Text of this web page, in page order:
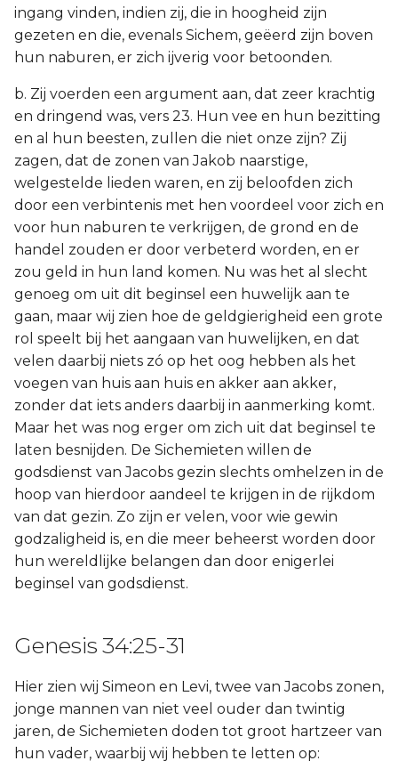
ingang vinden, indien zij, die in hoogheid zijn
gezeten en die, evenals Sichem, geëerd zijn boven
hun naburen, er zich ijverig voor betoonden.
b. Zij voerden een argument aan, dat zeer krachtig
en dringend was, vers 23. Hun vee en hun bezitting
en al hun beesten, zullen die niet onze zijn? Zij
zagen, dat de zonen van Jakob naarstige,
welgestelde lieden waren, en zij beloofden zich
door een verbintenis met hen voordeel voor zich en
voor hun naburen te verkrijgen, de grond en de
handel zouden er door verbeterd worden, en er
zou geld in hun land komen. Nu was het al slecht
genoeg om uit dit beginsel een huwelijk aan te
gaan, maar wij zien hoe de geldgierigheid een grote
rol speelt bij het aangaan van huwelijken, en dat
velen daarbij niets zó op het oog hebben als het
voegen van huis aan huis en akker aan akker,
zonder dat iets anders daarbij in aanmerking komt.
Maar het was nog erger om zich uit dat beginsel te
laten besnijden. De Sichemieten willen de
godsdienst van Jacobs gezin slechts omhelzen in de
hoop van hierdoor aandeel te krijgen in de rijkdom
van dat gezin. Zo zijn er velen, voor wie gewin
godzaligheid is, en die meer beheerst worden door
hun wereldlijke belangen dan door enigerlei
beginsel van godsdienst.
Genesis 34:25-31
Hier zien wij Simeon en Levi, twee van Jacobs zonen,
jonge mannen van niet veel ouder dan twintig
jaren, de Sichemieten doden tot groot hartzeer van
hun vader, waarbij wij hebben te letten op: